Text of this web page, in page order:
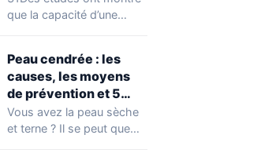
une véritable séance
que la capacité d’une
Peau cendrée : les
causes, les moyens
de prévention et 5
façons de la traiter
Vous avez la peau sèche
et terne ? Il se peut que